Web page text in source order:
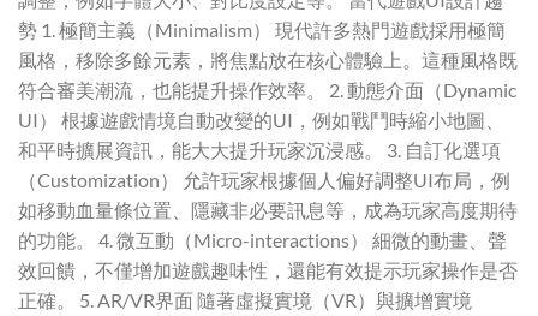
勢 1. 極簡主義（Minimalism） 現代許多熱門遊戲採用極簡
風格，移除多餘元素，將焦點放在核心體驗上。這種風格既
符合審美潮流，也能提升操作效率。 2. 動態介面（Dynamic
UI） 根據遊戲情境自動改變的UI，例如戰鬥時縮小地圖、
和平時擴展資訊，能大大提升玩家沉浸感。 3. 自訂化選項
（Customization） 允許玩家根據個人偏好調整UI布局，例
如移動血量條位置、隱藏非必要訊息等，成為玩家高度期待
的功能。 4. 微互動（Micro-interactions） 細微的動畫、聲
效回饋，不僅增加遊戲趣味性，還能有效提示玩家操作是否
正確。 5. AR/VR界面 隨著虛擬實境（VR）與擴增實境